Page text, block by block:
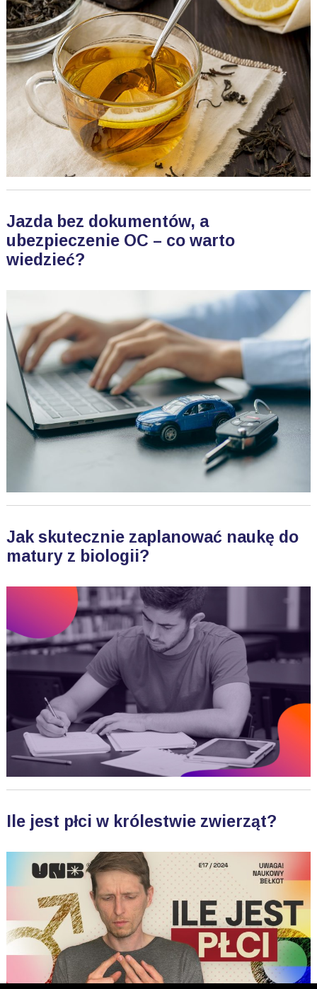
Jazda bez dokumentów, a
ubezpieczenie OC – co warto
wiedzieć?
Jak skutecznie zaplanować naukę do
matury z biologii?
Ile jest płci w królestwie zwierząt?